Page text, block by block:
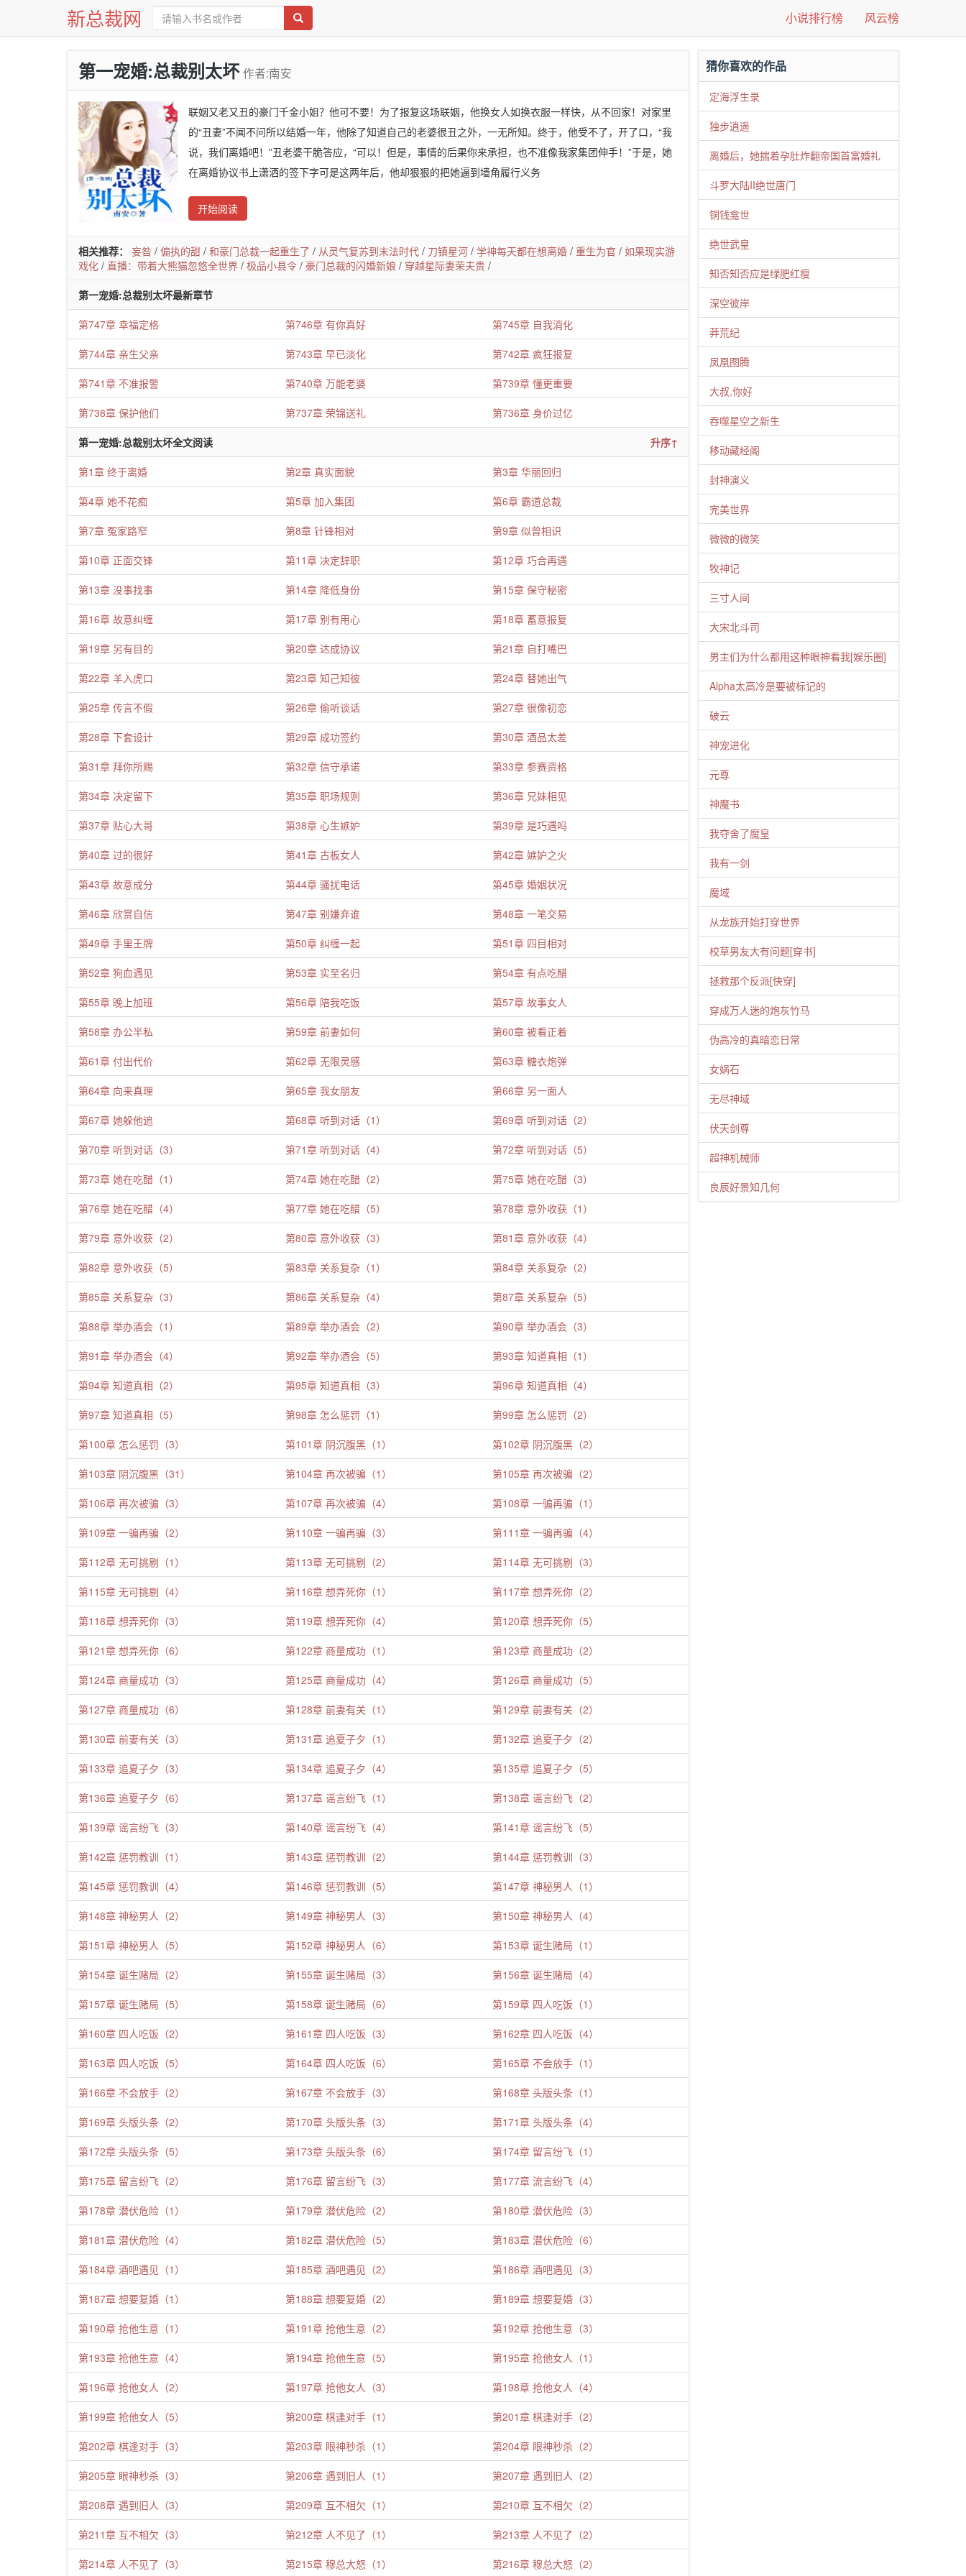
新总裁网 小说排行榜 风云榜
第一宠婚:总裁别太坏 作者:南安
联姻又老又丑的豪门千金小姐？他可不要！为了报复这场联姻，他换女人如换衣服一样快，从不回家！对家里
的“丑妻”不闻不问所以结婚一年，他除了知道自己的老婆很丑之外，一无所知。终于，他受不了，开了口，“我
说，我们离婚吧！”丑老婆干脆答应，“可以！但是，事情的后果你来承担，也不准像我家集团伸手！”于是，她
在离婚协议书上潇洒的签下字可是这两年后，他却狠狠的把她逼到墙角履行义务
开始阅读
相关推荐： 妄咎 / 偏执的甜 / 和豪门总裁一起重生了 / 从灵气复苏到末法时代 / 刀镇星河 / 学神每天都在想离婚 / 重生为官 / 如果现实游
戏化 / 直播：带着大熊猫忽悠全世界 / 极品小县令 / 豪门总裁的闪婚新娘 / 穿越星际妻荣夫贵 /
第一宠婚:总裁别太坏最新章节
第747章 幸福定格 第746章 有你真好 第745章 自我消化
第744章 亲生父亲 第743章 早已淡化 第742章 疯狂报复
第741章 不准报警 第740章 万能老婆 第739章 懂更重要
第738章 保护他们 第737章 荣锦送礼 第736章 身价过亿
第一宠婚:总裁别太坏全文阅读 升序↑
第1章 终于离婚 第2章 真实面貌 第3章 华丽回归
第4章 她不花痴 第5章 加入集团 第6章 霸道总裁
第7章 冤家路窄 第8章 针锋相对 第9章 似曾相识
第10章 正面交锋 第11章 决定辞职 第12章 巧合再遇
第13章 没事找事 第14章 降低身份 第15章 保守秘密
第16章 故意纠缠 第17章 别有用心 第18章 蓄意报复
第19章 另有目的 第20章 达成协议 第21章 自打嘴巴
第22章 羊入虎口 第23章 知己知彼 第24章 替她出气
第25章 传言不假 第26章 偷听谈话 第27章 很像初恋
第28章 下套设计 第29章 成功签约 第30章 酒品太差
第31章 拜你所赐 第32章 信守承诺 第33章 参赛资格
第34章 决定留下 第35章 职场规则 第36章 兄妹相见
第37章 贴心大哥 第38章 心生嫉妒 第39章 是巧遇吗
第40章 过的很好 第41章 古板女人 第42章 嫉妒之火
第43章 故意成分 第44章 骚扰电话 第45章 婚姻状况
第46章 欣赏自信 第47章 别嫌弃谁 第48章 一笔交易
第49章 手里王牌 第50章 纠缠一起 第51章 四目相对
第52章 狗血遇见 第53章 实至名归 第54章 有点吃醋
第55章 晚上加班 第56章 陪我吃饭 第57章 故事女人
第58章 办公半私 第59章 前妻如何 第60章 被看正着
第61章 付出代价 第62章 无限灵感 第63章 糖衣炮弹
第64章 向来真理 第65章 我女朋友 第66章 另一面人
第67章 她躲他追 第68章 听到对话（1） 第69章 听到对话（2）
第70章 听到对话（3） 第71章 听到对话（4） 第72章 听到对话（5）
第73章 她在吃醋（1） 第74章 她在吃醋（2） 第75章 她在吃醋（3）
第76章 她在吃醋（4） 第77章 她在吃醋（5） 第78章 意外收获（1）
第79章 意外收获（2） 第80章 意外收获（3） 第81章 意外收获（4）
第82章 意外收获（5） 第83章 关系复杂（1） 第84章 关系复杂（2）
第85章 关系复杂（3） 第86章 关系复杂（4） 第87章 关系复杂（5）
第88章 举办酒会（1） 第89章 举办酒会（2） 第90章 举办酒会（3）
第91章 举办酒会（4） 第92章 举办酒会（5） 第93章 知道真相（1）
第94章 知道真相（2） 第95章 知道真相（3） 第96章 知道真相（4）
第97章 知道真相（5） 第98章 怎么惩罚（1） 第99章 怎么惩罚（2）
第100章 怎么惩罚（3） 第101章 阴沉腹黑（1） 第102章 阴沉腹黑（2）
第103章 阴沉腹黑（31） 第104章 再次被骗（1） 第105章 再次被骗（2）
第106章 再次被骗（3） 第107章 再次被骗（4） 第108章 一骗再骗（1）
第109章 一骗再骗（2） 第110章 一骗再骗（3） 第111章 一骗再骗（4）
第112章 无可挑剔（1） 第113章 无可挑剔（2） 第114章 无可挑剔（3）
第115章 无可挑剔（4） 第116章 想弄死你（1） 第117章 想弄死你（2）
第118章 想弄死你（3） 第119章 想弄死你（4） 第120章 想弄死你（5）
第121章 想弄死你（6） 第122章 商量成功（1） 第123章 商量成功（2）
第124章 商量成功（3） 第125章 商量成功（4） 第126章 商量成功（5）
第127章 商量成功（6） 第128章 前妻有关（1） 第129章 前妻有关（2）
第130章 前妻有关（3） 第131章 追夏子夕（1） 第132章 追夏子夕（2）
第133章 追夏子夕（3） 第134章 追夏子夕（4） 第135章 追夏子夕（5）
第136章 追夏子夕（6） 第137章 谣言纷飞（1） 第138章 谣言纷飞（2）
第139章 谣言纷飞（3） 第140章 谣言纷飞（4） 第141章 谣言纷飞（5）
第142章 惩罚教训（1） 第143章 惩罚教训（2） 第144章 惩罚教训（3）
第145章 惩罚教训（4） 第146章 惩罚教训（5） 第147章 神秘男人（1）
第148章 神秘男人（2） 第149章 神秘男人（3） 第150章 神秘男人（4）
第151章 神秘男人（5） 第152章 神秘男人（6） 第153章 诞生赌局（1）
第154章 诞生赌局（2） 第155章 诞生赌局（3） 第156章 诞生赌局（4）
第157章 诞生赌局（5） 第158章 诞生赌局（6） 第159章 四人吃饭（1）
第160章 四人吃饭（2） 第161章 四人吃饭（3） 第162章 四人吃饭（4）
第163章 四人吃饭（5） 第164章 四人吃饭（6） 第165章 不会放手（1）
第166章 不会放手（2） 第167章 不会放手（3） 第168章 头版头条（1）
第169章 头版头条（2） 第170章 头版头条（3） 第171章 头版头条（4）
第172章 头版头条（5） 第173章 头版头条（6） 第174章 留言纷飞（1）
第175章 留言纷飞（2） 第176章 留言纷飞（3） 第177章 流言纷飞（4）
第178章 潜伏危险（1） 第179章 潜伏危险（2） 第180章 潜伏危险（3）
第181章 潜伏危险（4） 第182章 潜伏危险（5） 第183章 潜伏危险（6）
第184章 酒吧遇见（1） 第185章 酒吧遇见（2） 第186章 酒吧遇见（3）
第187章 想要复婚（1） 第188章 想要复婚（2） 第189章 想要复婚（3）
第190章 抢他生意（1） 第191章 抢他生意（2） 第192章 抢他生意（3）
第193章 抢他生意（4） 第194章 抢他生意（5） 第195章 抢他女人（1）
第196章 抢他女人（2） 第197章 抢他女人（3） 第198章 抢他女人（4）
第199章 抢他女人（5） 第200章 棋逢对手（1） 第201章 棋逢对手（2）
第202章 棋逢对手（3） 第203章 眼神秒杀（1） 第204章 眼神秒杀（2）
第205章 眼神秒杀（3） 第206章 遇到旧人（1） 第207章 遇到旧人（2）
第208章 遇到旧人（3） 第209章 互不相欠（1） 第210章 互不相欠（2）
第211章 互不相欠（3） 第212章 人不见了（1） 第213章 人不见了（2）
第214章 人不见了（3） 第215章 穆总大怒（1） 第216章 穆总大怒（2）
猜你喜欢的作品
定海浮生录
独步逍遥
离婚后，她揣着孕肚炸翻帝国首富婚礼
斗罗大陆II绝世唐门
铜钱龛世
绝世武皇
知否知否应是绿肥红瘦
深空彼岸
莽荒纪
凤凰图腾
大叔,你好
吞噬星空之新生
移动藏经阁
封神演义
完美世界
微微的微笑
牧神记
三寸人间
大宋北斗司
男主们为什么都用这种眼神看我[娱乐圈]
Alpha太高冷是要被标记的
破云
神宠进化
元尊
神魔书
我夺舍了魔皇
我有一剑
魔域
从龙族开始打穿世界
校草男友大有问题[穿书]
拯救那个反派[快穿]
穿成万人迷的炮灰竹马
伪高冷的真暗恋日常
女娲石
无尽神域
伏天剑尊
超神机械师
良辰好景知几何